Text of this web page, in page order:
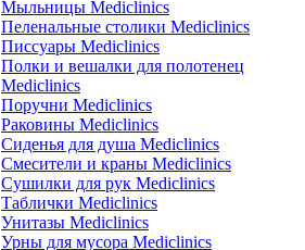
Мыльницы Mediclinics
Пеленальные столики Mediclinics
Писсуары Mediclinics
Полки и вешалки для полотенец
Mediclinics
Поручни Mediclinics
Раковины Mediclinics
Сиденья для душа Mediclinics
Смесители и краны Mediclinics
Сушилки для рук Mediclinics
Таблички Mediclinics
Унитазы Mediclinics
Урны для мусора Mediclinics